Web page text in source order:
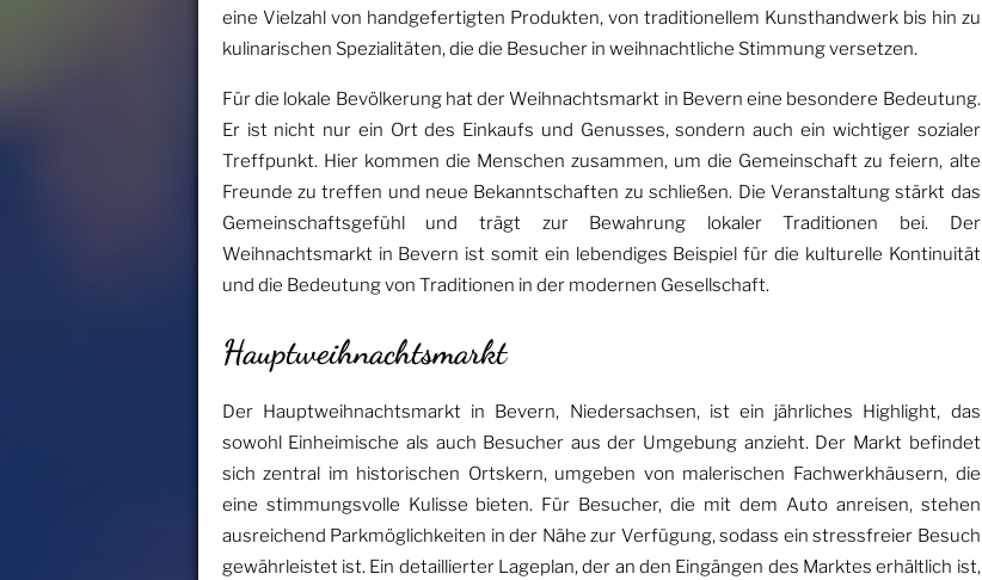
eine Vielzahl von handgefertigten Produkten, von traditionellem Kunsthandwerk bis hin zu
kulinarischen Spezialitäten, die die Besucher in weihnachtliche Stimmung versetzen.
Für die lokale Bevölkerung hat der Weihnachtsmarkt in Bevern eine besondere Bedeutung.
Er ist nicht nur ein Ort des Einkaufs und Genusses, sondern auch ein wichtiger sozialer
Treffpunkt. Hier kommen die Menschen zusammen, um die Gemeinschaft zu feiern, alte
Freunde zu treffen und neue Bekanntschaften zu schließen. Die Veranstaltung stärkt das
Gemeinschaftsgefühl und trägt zur Bewahrung lokaler Traditionen bei. Der
Weihnachtsmarkt in Bevern ist somit ein lebendiges Beispiel für die kulturelle Kontinuität
und die Bedeutung von Traditionen in der modernen Gesellschaft.
Hauptweihnachtsmarkt
Der Hauptweihnachtsmarkt in Bevern, Niedersachsen, ist ein jährliches Highlight, das
sowohl Einheimische als auch Besucher aus der Umgebung anzieht. Der Markt befindet
sich zentral im historischen Ortskern, umgeben von malerischen Fachwerkhäusern, die
eine stimmungsvolle Kulisse bieten. Für Besucher, die mit dem Auto anreisen, stehen
ausreichend Parkmöglichkeiten in der Nähe zur Verfügung, sodass ein stressfreier Besuch
gewährleistet ist. Ein detaillierter Lageplan, der an den Eingängen des Marktes erhältlich ist,